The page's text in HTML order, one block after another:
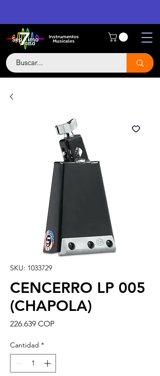
SKU: 1033729
CENCERRO LP 005
(CHAPOLA)
226.639 COPPrecio
Cantidad *